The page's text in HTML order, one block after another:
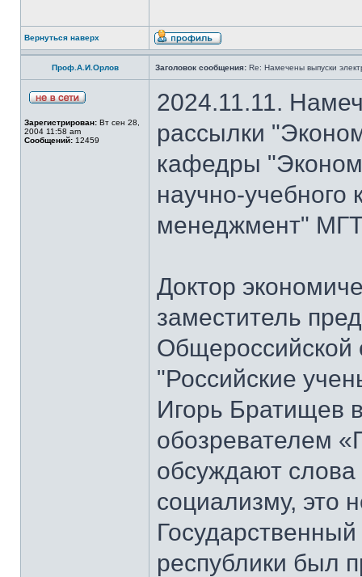
Вернуться наверх
Проф.А.И.Орлов Заголовок сообщения: Re: Намечены выпуски
Зарегистрирован: Вт сен 28,
2004 11:58 am
Сообщений: 12459
2024.11.11.
рассылки
кафедры
научно-
менеджмент"
Доктор
заместитель
Общероссийской
"Российские
Игорь Братищев
обозревателем
обсуждают
социализму, это
республики был